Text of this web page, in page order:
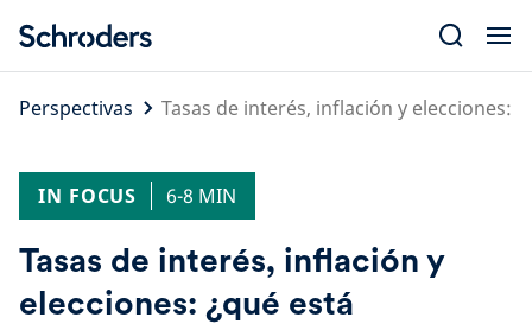
content
Perspectivas
Tasas de interés, inflación y elecciones:
IN FOCUS 6-8 MIN
Tasas de interés, inflación y
elecciones: ¿qué está